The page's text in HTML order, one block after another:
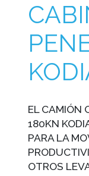
EL CAMIÓN
180KN
PARA LA
OTROS